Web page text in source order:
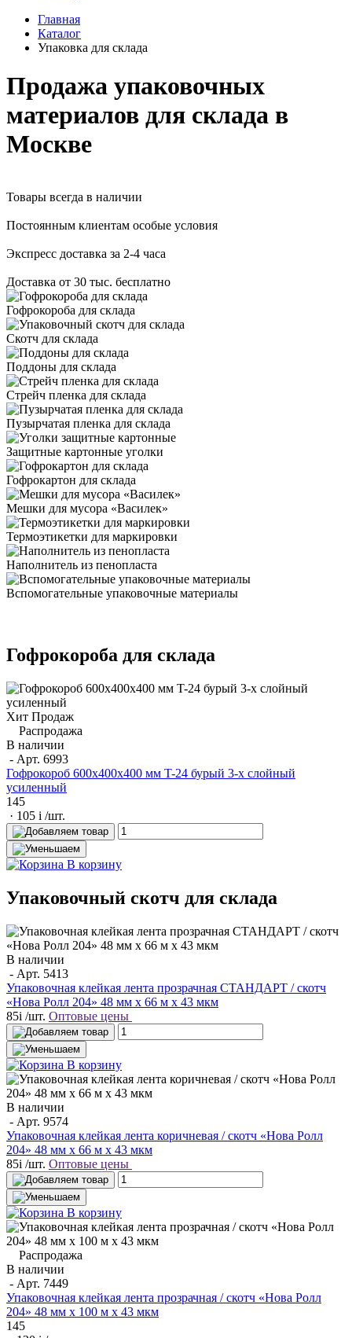
Главная
Каталог
Упаковка для склада
Продажа упаковочных
материалов для склада в
Москве
Товары всегда в наличии
Постоянным клиентам особые условия
Экспресс доставка за 2-4 часа
Доставка от 30 тыс. бесплатно
Гофрокороба для склада
Скотч для склада
Поддоны для склада
Стрейч пленка для склада
Пузырчатая пленка для склада
Защитные картонные уголки
Гофрокартон для склада
Мешки для мусора «Василек»
Термоэтикетки для маркировки
Наполнитель из пенопласта
Вспомогательные упаковочные материалы
Гофрокороба для склада
Хит Продаж
Распродажа
В наличии
- Арт. 6993
Гофрокороб 600x400x400 мм T-24 бурый 3-х слойный
усиленный
145
· 105 i /шт.
В корзину
Упаковочный скотч для склада
В наличии
- Арт. 5413
Упаковочная клейкая лента прозрачная СТАНДАРТ / скотч
«Нова Ролл 204» 48 мм х 66 м х 43 мкм
85i /шт. Оптовые цены
В корзину
В наличии
- Арт. 9574
Упаковочная клейкая лента коричневая / скотч «Нова Ролл
204» 48 мм x 66 м х 43 мкм
85i /шт. Оптовые цены
В корзину
Распродажа
В наличии
- Арт. 7449
Упаковочная клейкая лента прозрачная / скотч «Нова Ролл
204» 48 мм х 100 м х 43 мкм
145